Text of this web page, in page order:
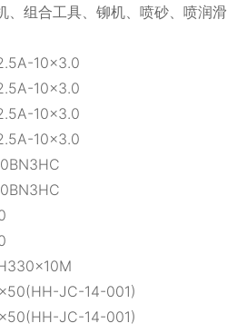
、组合工具、铆机、喷砂、喷润滑
10×3.0
10×3.0
10×3.0
10×3.0
JC-14-001)
JC-14-001)